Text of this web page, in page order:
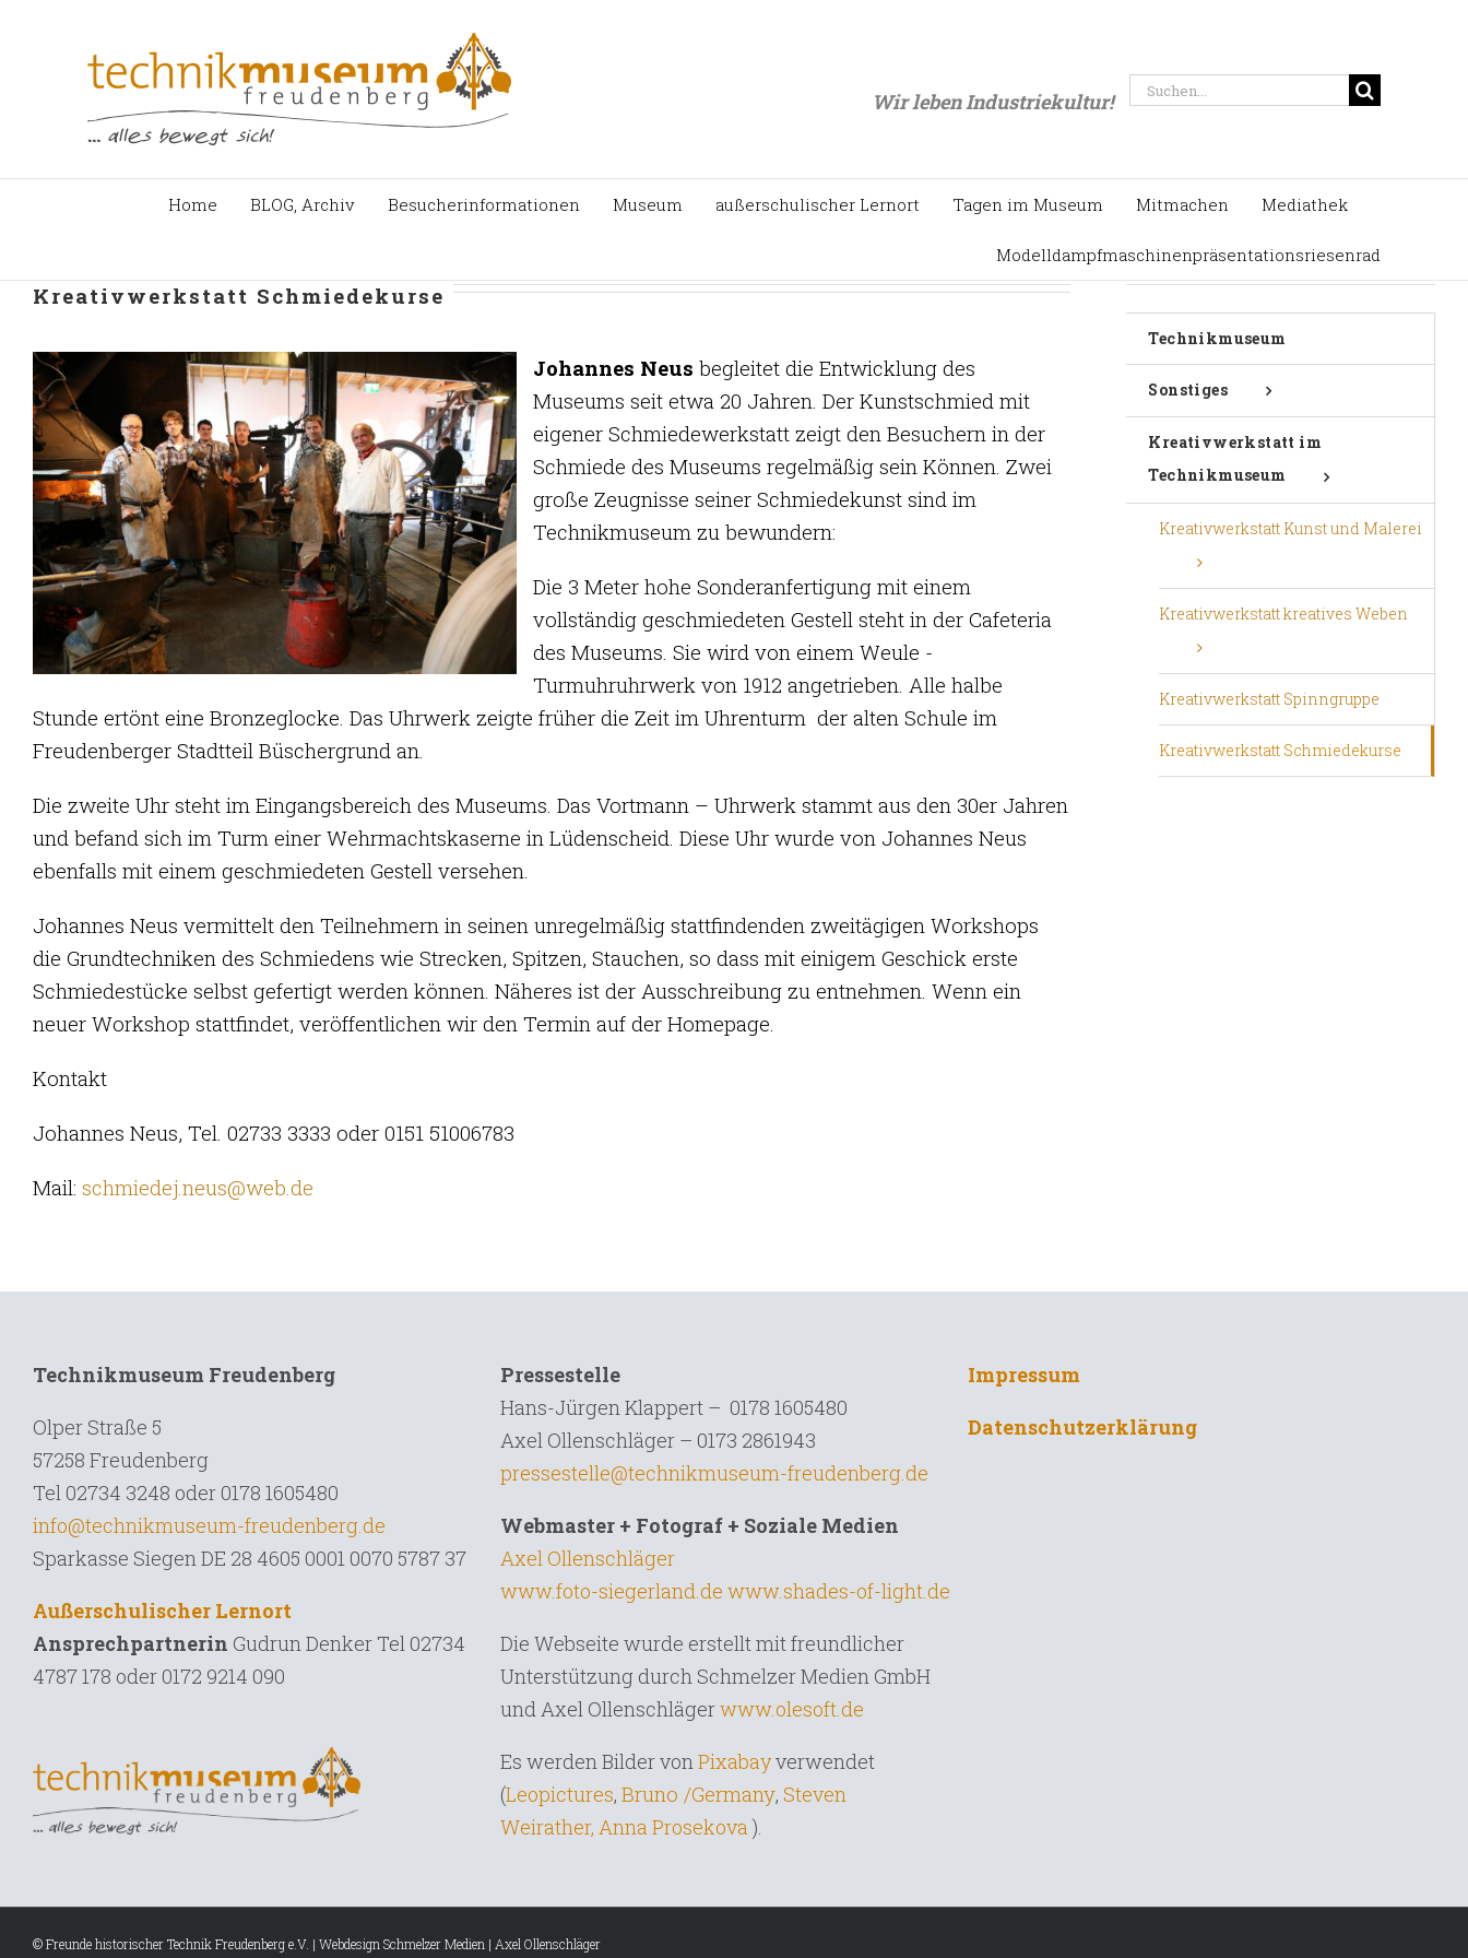
Wir leben Industriekultur!
Suche
Home BLOG, Archiv Besucherinformationen Museum außerschulischer Lernort Tagen im Museum Mitmachen Mediathek
Modelldampfmaschinenpräsentationsriesenrad
Kreativwerkstatt Schmiedekurse
Johannes Neus begleitet die Entwicklung des
Museums seit etwa 20 Jahren. Der Kunstschmied mit
eigener Schmiedewerkstatt zeigt den Besuchern in der
Schmiede des Museums regelmäßig sein Können. Zwei
große Zeugnisse seiner Schmiedekunst sind im
Technikmuseum zu bewundern:
Die 3 Meter hohe Sonderanfertigung mit einem
vollständig geschmiedeten Gestell steht in der Cafeteria
des Museums. Sie wird von einem Weule -
Turmuhruhrwerk von 1912 angetrieben. Alle halbe
Stunde ertönt eine Bronzeglocke. Das Uhrwerk zeigte früher die Zeit im Uhrenturm der alten Schule im
Freudenberger Stadtteil Büschergrund an.
Die zweite Uhr steht im Eingangsbereich des Museums. Das Vortmann – Uhrwerk stammt aus den 30er Jahren
und befand sich im Turm einer Wehrmachtskaserne in Lüdenscheid. Diese Uhr wurde von Johannes Neus
ebenfalls mit einem geschmiedeten Gestell versehen.
Johannes Neus vermittelt den Teilnehmern in seinen unregelmäßig stattfindenden zweitägigen Workshops
die Grundtechniken des Schmiedens wie Strecken, Spitzen, Stauchen, so dass mit einigem Geschick erste
Schmiedestücke selbst gefertigt werden können. Näheres ist der Ausschreibung zu entnehmen. Wenn ein
neuer Workshop stattfindet, veröffentlichen wir den Termin auf der Homepage.
Kontakt
Johannes Neus, Tel. 02733 3333 oder 0151 51006783
Mail: schmiedej.neus@web.de
Technikmuseum
Sonstiges
Kreativwerkstatt im
Technikmuseum
Kreativwerkstatt Kunst und Malerei
Kreativwerkstatt kreatives Weben
Kreativwerkstatt Spinngruppe
Kreativwerkstatt Schmiedekurse
Technikmuseum Freudenberg
Olper Straße 5
57258 Freudenberg
Tel 02734 3248 oder 0178 1605480
info@technikmuseum-freudenberg.de
Sparkasse Siegen DE 28 4605 0001 0070 5787 37
Außerschulischer Lernort
Ansprechpartnerin Gudrun Denker Tel 02734
4787 178 oder 0172 9214 090
Pressestelle
Hans-Jürgen Klappert – 0178 1605480
Axel Ollenschläger – 0173 2861943
pressestelle@technikmuseum-freudenberg.de
Webmaster + Fotograf + Soziale Medien
Axel Ollenschläger
www.foto-siegerland.de www.shades-of-light.de
Die Webseite wurde erstellt mit freundlicher
Unterstützung durch Schmelzer Medien GmbH
und Axel Ollenschlägerwww.olesoft.de
Es werden Bilder vonPixabayverwendet
(Leopictures, Bruno /Germany, Steven
Weirather, Anna Prosekova).
Impressum
Datenschutzerklärung
© Freunde historischer Technik Freudenberg e.V. | Webdesign Schmelzer Medien | Axel Ollenschläger